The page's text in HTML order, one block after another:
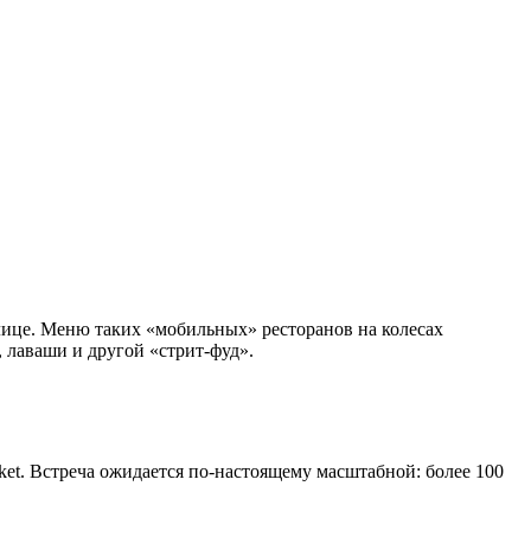
Меню таких «мобильных» ресторанов на колесах
и другой «стрит-фуд».
Встреча ожидается по-настоящему масштабной: более 100